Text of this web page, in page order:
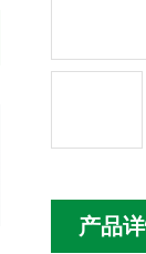
20- B参数
FCA 132S-4/
160M-4参
产品